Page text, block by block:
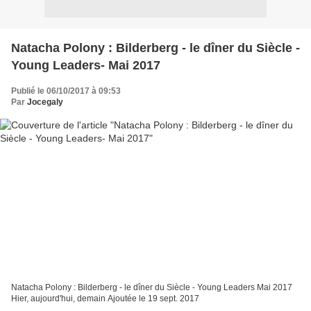
Natacha Polony : Bilderberg - le dîner du Siècle -
Young Leaders- Mai 2017
Publié le 06/10/2017 à 09:53
Par Jocegaly
Natacha Polony : Bilderberg - le dîner du Siècle - Young Leaders Mai 2017
Hier, aujourd'hui, demain Ajoutée le 19 sept. 2017